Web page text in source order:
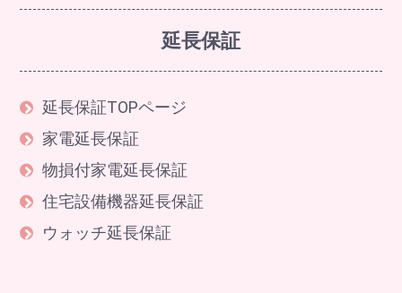
延長保証
延長保証TOPページ
家電延長保証
物損付家電延長保証
住宅設備機器延長保証
ウォッチ延長保証